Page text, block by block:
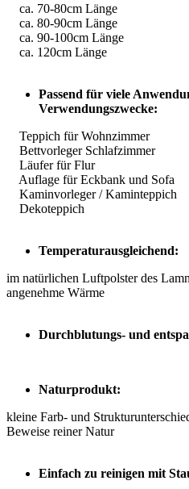
ca. 70-80cm Länge
ca. 80-90cm Länge
ca. 90-100cm Länge
ca. 120cm Länge
Passend für viele
Verwendungszwecke:
Teppich für Wohnzimmer
Bettvorleger Schlafzimmer
Läufer für Flur
Auflage für Eckbank und Sofa
Kaminvorleger / Kaminteppich
Dekoteppich
Temperaturausgleichend:
im natürlichen Luftpolster des
angenehme Wärme
Durchblutungs- und
Naturprodukt:
kleine Farb- und
Beweise reiner Natur
Einfach zu reinigen mit